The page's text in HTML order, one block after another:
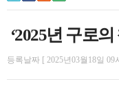
‘2025년 구로
등록날짜 [ 2025년03월18일 09